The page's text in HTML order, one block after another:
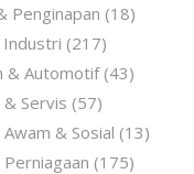
Penginapan (18)
(217)
& Automotif(43)
Servis (57)
& Sosial (13)
(175)